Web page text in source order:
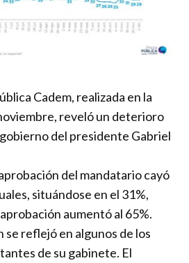
Cadem, realizada en la
reveló un deterioro
del presidente Gabriel
del mandatario cayó
situándose en el 31%,
aumentó al 65%.
se reflejó en algunos de los
de su gabinete. El